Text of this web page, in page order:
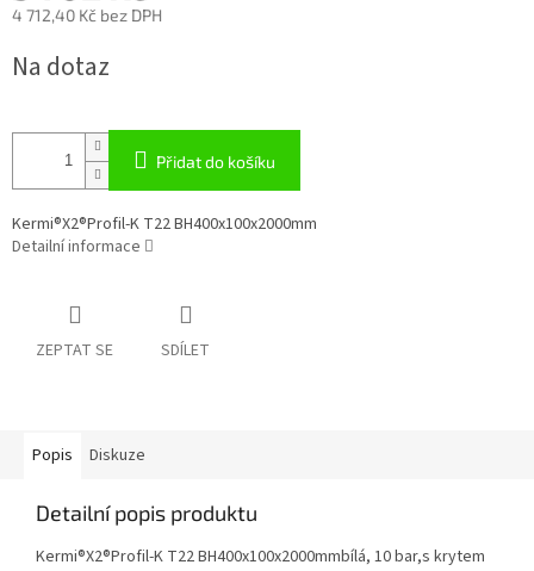
4 712,40 Kč bez DPH
cena:
Na dotaz
Přidat do košíku
Kermi®X2®Profil-K T22 BH400x100x2000mm
Detailní informace
ZEPTAT SE SDÍLET
Popis Diskuze
Detailní popis produktu
Kermi®X2®Profil-K T22 BH400x100x2000mmbílá, 10 bar,s krytem